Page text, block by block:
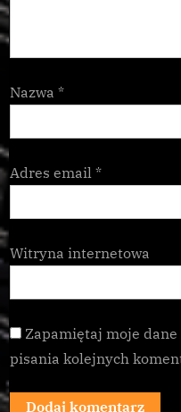
Nazwa *
Adres email *
Witryna internetowa
Zapamiętaj moje
pisania kolejnych